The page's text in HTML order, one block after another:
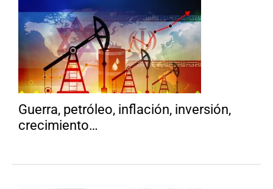
Guerra, petróleo, inflación, inversión,
crecimiento…